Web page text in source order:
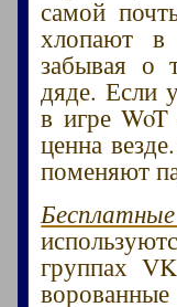
самой
хлопают в
забывая о
дяде. Если
в игре WoT
ценна
поменяют
группах